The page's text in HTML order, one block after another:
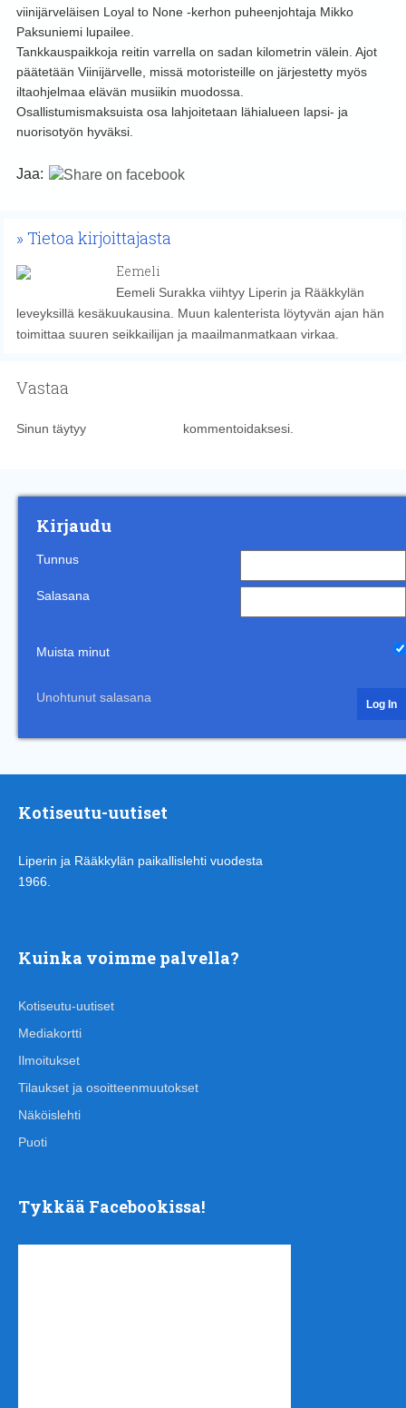
viinijärveläisen Loyal to None -kerhon puheenjohtaja Mikko
Paksuniemi lupailee.
Tankkauspaikkoja reitin varrella on sadan kilometrin välein. Ajot
päätetään Viinijärvelle, missä motoristeille on järjestetty myös
iltaohjelmaa elävän musiikin muodossa.
Osallistumismaksuista osa lahjoitetaan lähialueen lapsi- ja
nuorisotyön hyväksi.
Jaa:
Tietoa kirjoittajasta
Eemeli
Eemeli Surakka viihtyy Liperin ja Rääkkylän
leveyksillä kesäkuukausina. Muun kalenterista löytyvän ajan hän
toimittaa suuren seikkailijan ja maailmanmatkaan virkaa.
Vastaa
Sinun täytyy kommentoidaksesi.
Kirjaudu
Tunnus
Salasana
Muista minut
Unohtunut salasana
Kotiseutu-uutiset
Liperin ja Rääkkylän paikallislehti vuodesta
1966.
Kuinka voimme palvella?
Kotiseutu-uutiset
Mediakortti
Ilmoitukset
Tilaukset ja osoitteenmuutokset
Näköislehti
Puoti
Tykkää Facebookissa!